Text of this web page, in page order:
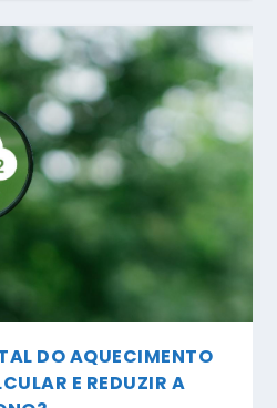
DO AQUECIMENTO
E REDUZIR A